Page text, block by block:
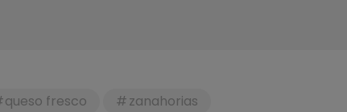
queso fresco zanahorias